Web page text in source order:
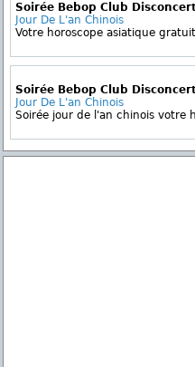
Soirée Bebop Club
Jour De L'an Chinois
Votre horoscope asiatique gratuit
Soirée Bebop Club
Jour De L'an Chinois
Soirée jour de l'an chinois votre